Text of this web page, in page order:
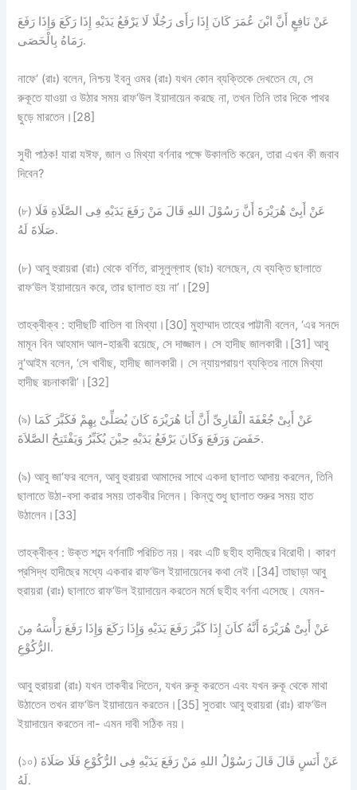
عَنْ نَافِعٍ أَنَّ ابْنَ عُمَرَ كَانَ إِذَا رَأَى رَجُلًا لَا يَرْفَعُ يَدَيْهِ إِذَا رَكَعَ وَإِذَا رَفَعَ
رَمَاهُ بِالْحَصَى.
নাফে‘ (রাঃ) বলেন, নিশ্চয় ইবনু ওমর (রাঃ) যখন কোন ব্যক্তিকে দেখতেন যে, সে
রুকূতে যাওয়া ও উঠার সময় রাফ‘উল ইয়াদায়েন করছে না, তখন তিনি তার দিকে পাথর
ছুড়ে মারতেন।[28]
সুধী পাঠক! যারা যঈফ, জাল ও মিথ্যা বর্ণনার পক্ষে উকালতি করেন, তারা এখন কী জবাব
দিবেন?
(৮) عَنْ أَبِىْ هُرَيْرَةَ أَنَّ رَسُوْلَ اللهِ قَالَ مَنْ رَفَعَ يَدَيْهِ فِى الصَّلَاةِ فَلَا
صَلَاةَ لَهُ.
(৮) আবু হুরায়রা (রাঃ) থেকে বর্ণিত, রাসূলুল্লাহ (ছাঃ) বলেছেন, যে ব্যক্তি ছালাতে
রাফ‘উল ইয়াদায়েন করে, তার ছালাত হয় না’।[29]
তাহক্বীক্ব : হাদীছটি বাতিল বা মিথ্যা।[30] মুহাম্মাদ তাহের পাট্টানী বলেন, ‘এর সনদে
মামূন বিন আহমাদ আল-হারূবী রয়েছে, সে দাজ্জাল। সে হাদীছ জালকারী।[31] আবু
নু‘আইম বলেন, ‘সে খাবীছ, হাদীছ জালকারী। সে ন্যায়পরায়ণ ব্যক্তির নামে মিথ্যা
হাদীছ রচনাকারী’।[32]
(৯) عَنْ أَبِىْ جُعْفَةَ الْقَارِىِّ أَنَّ أَبَا هُرَيْرَةَ كَانَ يُصَلِّىْ بِهِمْ فَكَبَّرَ كَمَا
حَفَضَ وَرَفَعَ وَكَانَ يَرْفَعُ يَدَيْهِ حِيْنَ يُكَبِّرُ وَيَفْتَتِحُ الصَّلاَةَ.
(৯) আবু জা‘ফর বলেন, আবু হুরায়রা আমাদের সাথে একদা ছালাত আদায় করলেন, তিনি
ছালাতে উঠা-বসা করার সময় তাকবীর দিলেন। কিন্তু শুধু ছালাত শুরুর সময় হাত
উঠালেন।[33]
তাহক্বীক্ব : উক্ত শব্দে বর্ণনাটি পরিচিত নয়। বরং এটি ছহীহ হাদীছের বিরোধী। কারণ
প্রসিদ্ধ হাদীছের মধ্যে একবার রাফ‘উল ইয়াদায়েনের কথা নেই।[34] তাছাড়া আবু
হুরায়রা (রাঃ) ছালাতে রাফ‘উল ইয়াদায়েন করতেন মর্মে ছহীহ বর্ণনা এসেছে। যেমন-
عَنْ أَبِىْ هُرَيْرَةَ أَنَّهُ كاَنَ إِذَا كَبَّرَ رَفَعَ يَدَيْهِ وَإِذَا رَكَعَ وَإِذَا رَفَعَ رَأْسَهُ مِنَ
الرُّكُوْعِ.
আবু হুরায়রা (রাঃ) যখন তাকবীর দিতেন, যখন রুকূ করতেন এবং যখন রুকূ থেকে মাথা
উঠাতেন তখন রাফ‘উল ইয়াদায়েন করতেন।[35] সুতরাং আবু হুরায়রা (রাঃ) রাফ‘উল
ইয়াদায়েন করতেন না- এমন দাবী সঠিক নয়।
(১০) عَنْ أَنَسٍ قَالَ قَالَ رَسُوْلُ اللهِ مَنْ رَفَعَ يَدَيْهِ فِى الرُّكُوْعِ فَلَا صَلَاةَ
لَهُ.